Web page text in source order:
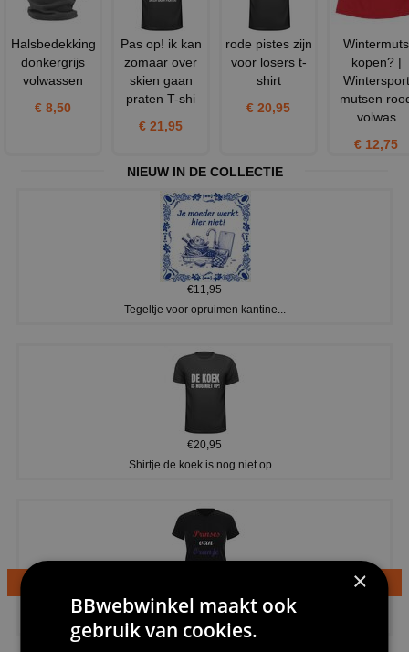
Halsbedekking
donkergrijs
volwassen
€ 8,50
Pas op! ik kan
zomaar over
skien gaan
praten T-shi
€ 21,95
rode pistes zijn
voor losers t-
shirt
€ 20,95
Wintermuts
kopen? |
Wintersport
mutsen
volwas
€ 12,75
NIEUW IN DE COLLECTIE
€11,95
Tegeltje voor opruimen kantine...
€20,95
Shirtje de koek is nog niet op...
€24,95
Dames v hals t-shirt prinses v...
×
BBwebwinkel maakt ook
gebruik van cookies.